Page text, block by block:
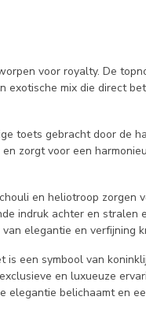
voor royalty. De
exotische mix die direct
toets gebracht door de
zorgt voor een
en heliotroop zorgen
indruk achter en stralen
elegantie en verfijning
een symbool van
en luxueuze
elegantie belichaamt en